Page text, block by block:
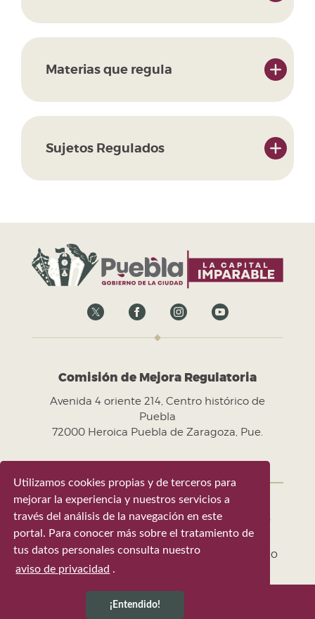
Utilizamos cookies propias y de terceros para
mejorar la experiencia y nuestros servicios a
través del análisis de la navegación en este
portal. Para conocer más sobre el tratamiento de
tus datos personales consulta nuestro
aviso de privacidad .
¡Entendido!
Materias que regula
Sujetos Regulados
Comisión de Mejora Regulatoria
Avenida 4 oriente 214, Centro histórico de
Puebla
72000 Heroica Puebla de Zaragoza, Pue.
Gobierno de la Ciudad de Puebla 2024-
2027
Tel. +52 (222) 309 43 00 - Puebla, Pue. México
Última actualización 6 de agosto de 2026